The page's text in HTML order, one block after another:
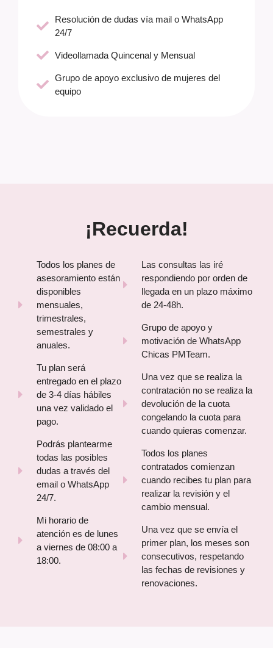
Resolución de dudas vía mail o WhatsApp
24/7
Videollamada Quincenal y Mensual
Grupo de apoyo exclusivo de mujeres del
equipo
¡Recuerda!
Todos los planes de
asesoramiento están
disponibles
mensuales,
trimestrales,
semestrales y
anuales.
Tu plan será
entregado en el plazo
de 3-4 días hábiles
una vez validado el
pago.
Podrás plantearme
todas las posibles
dudas a través del
email o WhatsApp
24/7.
Mi horario de
atención es de lunes
a viernes de 08:00 a
18:00.
Las consultas las iré
respondiendo por orden de
llegada en un plazo máximo
de 24-48h.
Grupo de apoyo y
motivación de WhatsApp
Chicas PMTeam.
Una vez que se realiza la
contratación no se realiza la
devolución de la cuota
congelando la cuota para
cuando quieras comenzar.
Todos los planes
contratados comienzan
cuando recibes tu plan para
realizar la revisión y el
cambio mensual.
Una vez que se envía el
primer plan, los meses son
consecutivos, respetando
las fechas de revisiones y
renovaciones.